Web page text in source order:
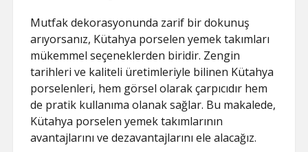
Mutfak dekorasyonunda zarif bir dokunuş
arıyorsanız, Kütahya porselen yemek takımları
mükemmel seçeneklerden biridir. Zengin
tarihleri ve kaliteli üretimleriyle bilinen Kütahya
porselenleri, hem görsel olarak çarpıcıdır hem
de pratik kullanıma olanak sağlar. Bu makalede,
Kütahya porselen yemek takımlarının
avantajlarını ve dezavantajlarını ele alacağız.